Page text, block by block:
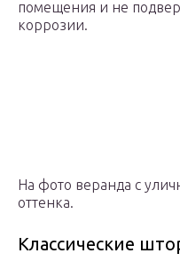
помещения и не
коррозии.
На фото веранда с
оттенка.
Классические